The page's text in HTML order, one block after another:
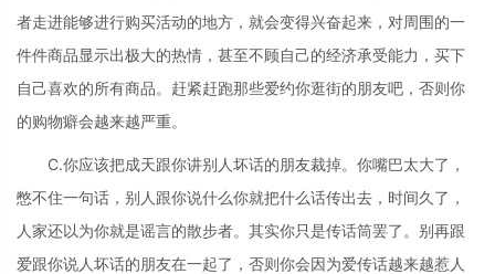
者走进能够进行购买活动的地方，就会变得兴奋起来，对周围的一
件件商品显示出极大的热情，甚至不顾自己的经济承受能力，买下
自己喜欢的所有商品。赶紧赶跑那些爱约你逛街的朋友吧，否则你
的购物癖会越来越严重。
C.你应该把成天跟你讲别人坏话的朋友裁掉。你嘴巴太大了，
憋不住一句话，别人跟你说什么你就把什么话传出去，时间久了，
人家还以为你就是谣言的散步者。其实你只是传话筒罢了。别再跟
爱跟你说人坏话的朋友在一起了，否则你会因为爱传话越来越惹人